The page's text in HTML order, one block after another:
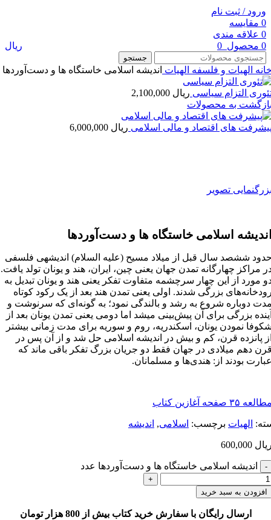
ورود / ثبت نام
0 مقایسه
0 علاقه مندی
0 محصول ریال
جستجو
الهیات و فلسفه الهيات اندیشه اسلامی خاستگاه ها و دست‌آوردها
التزام سیاسی ریال
به محصولات
های اقتصاد و مالی اسلامی ریال
تصویر
اسلامی خاستگاه ها و دست‌آوردها
ششصد سال قبل از میلاد مسیح (علیه السلام) اندیشه­ی فلسفی
مراکز چهارگانه تمدن جهان یعنی چین، ایران، هند و یونان تولد یافت.
مورد از این چهار سرچشمه متفاوت تفکر یعنی هند و یونان تبدیل به
بزرگی شدند. اولی یعنی تمدن هند بعد از یک رکود کوتاه
دوباره شروع به رشد و بالندگی نمود؛ به گونه‌ای که سرنوشت و
بزرگی برای آن پیش‌بینی می­شد اما دومی یعنی تمدن یونان بعد از
نمودن یونان، اسکندریه، روم و سوریه برای مدت زمانی بیشتر
پانزده قرن، کم و بیش در اندیشه اسلامی حل شد و از آن پس در
دهم میلادی در جهان فقط دو جریان بزرگ تفکر باقی ماند که
بودند از: هندی‌ها و مسلمانان.
۳۵ صفحه آغازین کتاب
الهيات برچسب: اسلامی, اندیشه
اندیشه اسلامی خاستگاه ها و دست‌آوردها عدد
افزودن به سبد خرید
ارسال رایگان با سفارش خرید کتاب بیش از 800 هزار تومان